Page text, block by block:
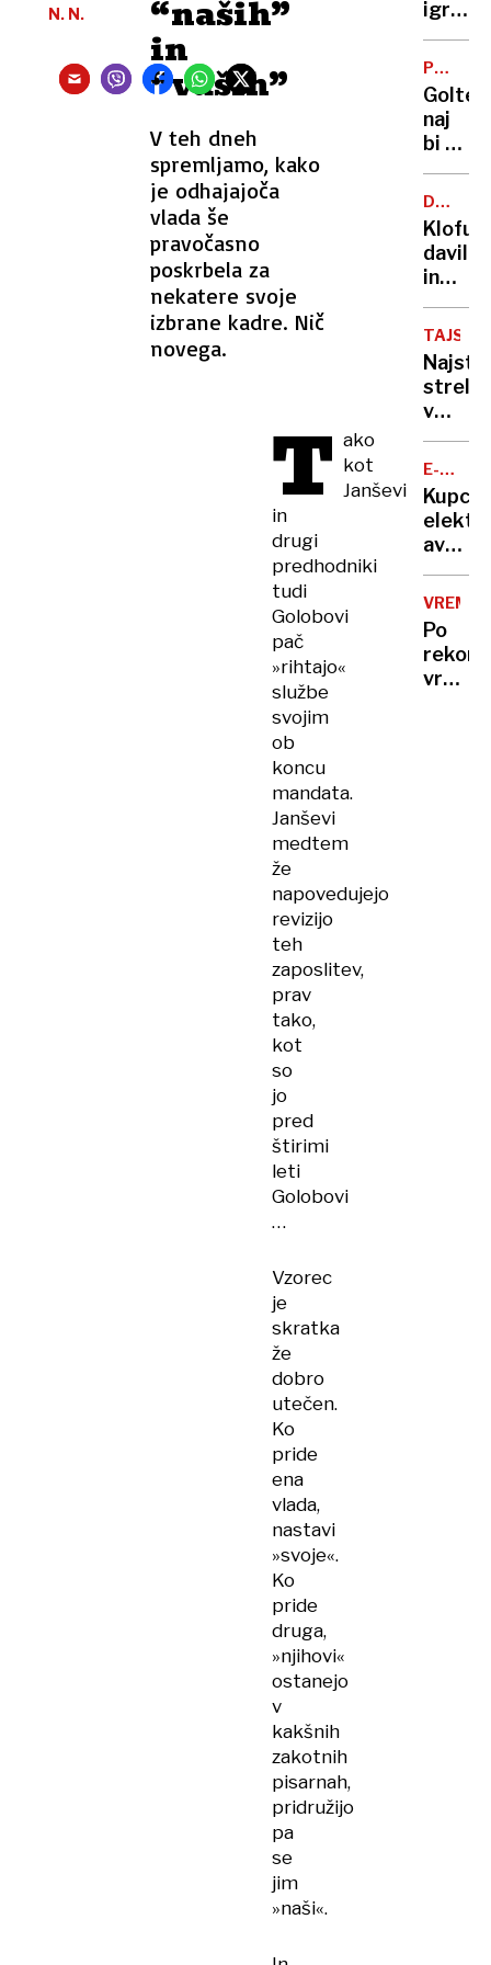
“naših”
in
“vaših”
V teh dneh
spremljamo, kako
je odhajajoča
vlada še
pravočasno
poskrbela za
nekatere svoje
izbrane kadre. Nič
novega.
N. N.
T ako
kot
Janševi
in
drugi
predhodniki
tudi
Golobovi
pač
»rihtajo«
službe
svojim
ob
koncu
mandata.
Janševi
medtem
že
napovedujejo
revizijo
teh
zaposlitev,
prav
tako,
kot
so
jo
pred
štirimi
leti
Golobovi
…
Vzorec
je
skratka
že
dobro
utečen.
Ko
pride
ena
vlada,
nastavi
»svoje«.
Ko
pride
druga,
»njihovi«
ostanejo
v
kakšnih
zakotnih
pisarnah,
pridružijo
pa
se
jim
»naši«.
do
za
rabo
igralka
in
mamo
lasala,
grizla
in
da ji
bo
glavo«
PO
naj
bi od
slabih
44
evrov
in
manj
stikov
z
NASILJE
davil
in
grozil
z
nožem,
a v
zapor
mu
ne
bo
treba
TAJSKA
streljal
v
šoli
v
več
mrtvih
in
E-
Kupci
avtov
v
na
trnih,
za
VREME
Po